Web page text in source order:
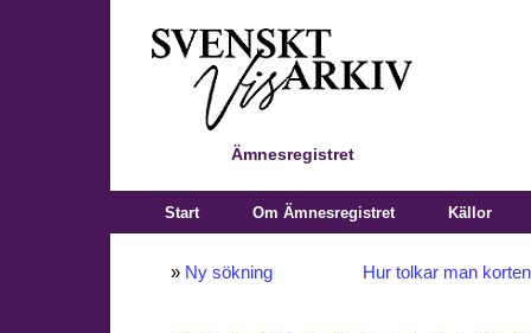
Ämnesregistret
Start Om Ämnesregistret Källor
» Ny sökning Hur tolkar man